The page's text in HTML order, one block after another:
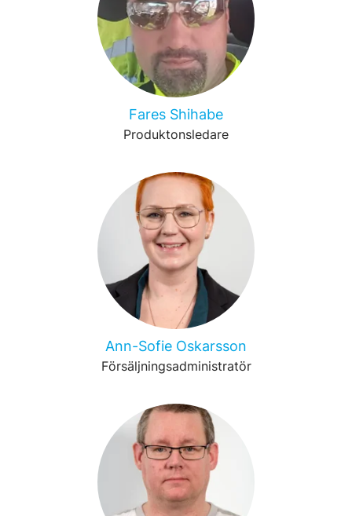
Fares Shihabe
Produktonsledare
Ann-Sofie Oskarsson
Försäljningsadministratör